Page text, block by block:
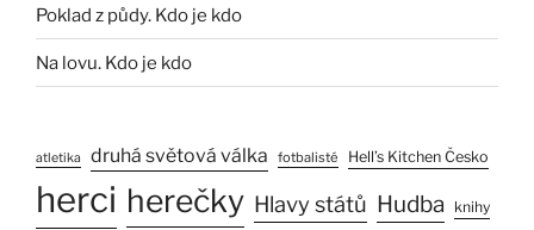
Poklad z půdy. Kdo je kdo
Na lovu. Kdo je kdo
atletika druhá světová válka fotbalisté Hell’s Kitchen Česko
herci herečky Hlavy států Hudba knihy